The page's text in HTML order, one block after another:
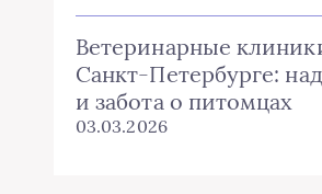
Ветеринарные
Санкт-Петербурге:
и забота о питомцах
03.03.2026